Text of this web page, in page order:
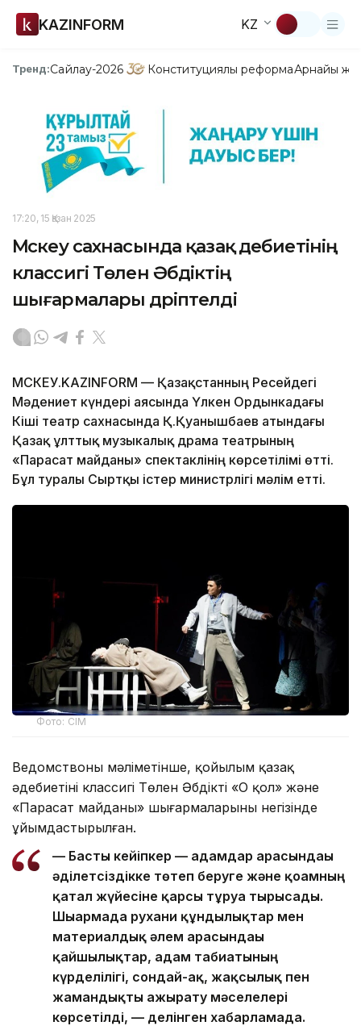
KAZINFORM KZ
Тренд:Сайлау-2026 Конституциялық реформаАрнайы
17:20, 15 Қазан 2025
Мәскеу сахнасында қазақ әдебиетінің
классигі Төлен Әбдіктің
шығармалары дәріптелді
МӘСКЕУ.KAZINFORM — Қазақстанның Ресейдегі
Мәдениет күндері аясында Үлкен Ордынкадағы
Кіші театр сахнасында Қ.Қуанышбаев атындағы
Қазақ ұлттық музыкалық драма театрының
«Парасат майданы» спектаклінің көрсетілімі өтті.
Бұл туралы Сыртқы істер министрлігі мәлім етті.
Фото: СІМ
Ведомствоның мәліметінше, қойылым қазақ
әдебиетінің классигі Төлен Әбдіктің «Оң қол» және
«Парасат майданы» шығармаларының негізінде
ұйымдастырылған.
— Басты кейіпкер — адамдар арасындағы
әділетсіздікке төтеп беруге және қоғамның
қатал жүйесіне қарсы тұруға тырысады.
Шығармада рухани құндылықтар мен
материалдық әлем арасындағы
қайшылықтар, адам табиғатының
күрделілігі, сондай-ақ, жақсылық пен
жамандықты ажырату мәселелері
көрсетілді, — делінген хабарламада.